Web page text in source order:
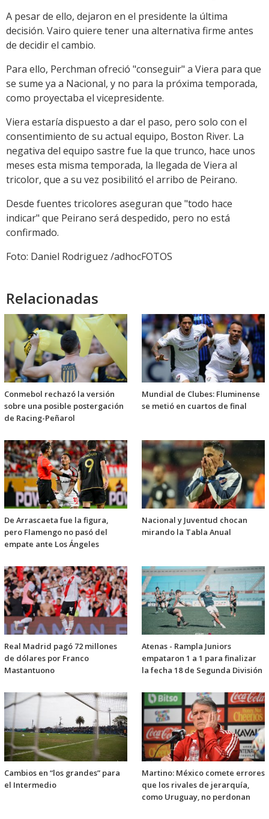
A pesar de ello, dejaron en el presidente la última
decisión. Vairo quiere tener una alternativa firme antes
de decidir el cambio.
Para ello, Perchman ofreció "conseguir" a Viera para que
se sume ya a Nacional, y no para la próxima temporada,
como proyectaba el vicepresidente.
Viera estaría dispuesto a dar el paso, pero solo con el
consentimiento de su actual equipo, Boston River. La
negativa del equipo sastre fue la que trunco, hace unos
meses esta misma temporada, la llegada de Viera al
tricolor, que a su vez posibilitó el arribo de Peirano.
Desde fuentes tricolores aseguran que "todo hace
indicar" que Peirano será despedido, pero no está
confirmado.
Foto: Daniel Rodriguez /adhocFOTOS
Relacionadas
Conmebol rechazó la versión
sobre una posible postergación
de Racing-Peñarol
Mundial de Clubes: Fluminense
se metió en cuartos de final
De Arrascaeta fue la figura,
pero Flamengo no pasó del
empate ante Los Ángeles
Nacional y Juventud chocan
mirando la Tabla Anual
Real Madrid pagó 72 millones
de dólares por Franco
Mastantuono
Atenas - Rampla Juniors
empataron 1 a 1 para finalizar
la fecha 18 de Segunda División
Cambios en “los grandes” para
el Intermedio
Martino: México comete errores
que los rivales de jerarquía,
como Uruguay, no perdonan